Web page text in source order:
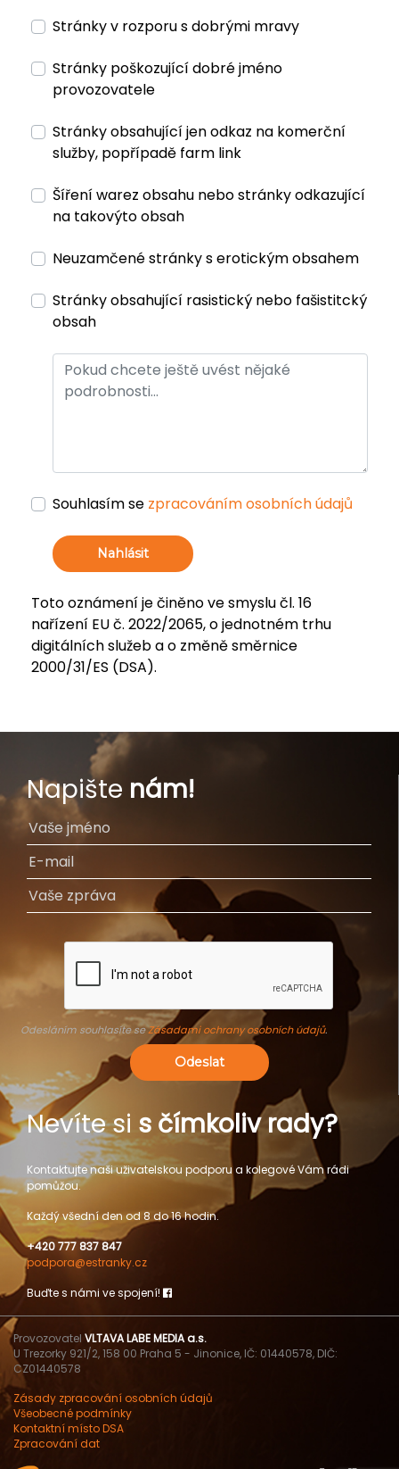
Stránky v rozporu s dobrými mravy
Stránky poškozující dobré jméno
provozovatele
Stránky obsahující jen odkaz na komerční
služby, popřípadě farm link
Šíření warez obsahu nebo stránky odkazující
na takovýto obsah
Neuzamčené stránky s erotickým obsahem
Stránky obsahující rasistický nebo fašistitcký
obsah
Souhlasím se zpracováním osobních údajů
Nahlásit
Toto oznámení je činěno ve smyslu čl. 16
nařízení EU č. 2022/2065, o jednotném trhu
digitálních služeb a o změně směrnice
2000/31/ES (DSA).
Napište nám!
Odesláním souhlasíte seZásadami ochrany osobních údajů.
Odeslat
Nevíte si s čímkoliv rady?
Kontaktujte naši uživatelskou podporu a kolegové Vám rádi
pomůžou.
Každý všední den od 8 do 16 hodin.
+420 777 837 847
podpora@estranky.cz
Buďte s námi ve spojení!
Provozovatel VLTAVA LABE MEDIA a.s.
U Trezorky 921/2, 158 00 Praha 5 - Jinonice, IČ: 01440578, DIČ:
CZ01440578
Zásady zpracování osobních údajů
Všeobecné podmínky
Kontaktní místo DSA
Zpracování dat